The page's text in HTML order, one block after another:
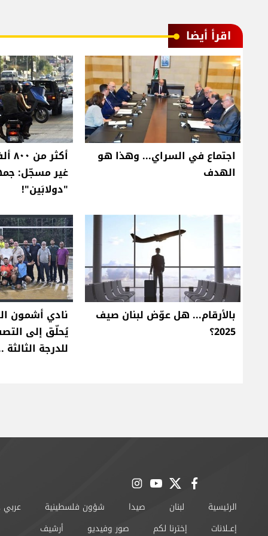
اقرأ أيضا
اجتماع في السراي... وهذا هو
الهدف
غير مسجّل:
"دولابَين"!
بالأرقام... هل عوّض لبنان صيف
2025؟
نادي أشمون
يُحلّق إلى
للدرجة
facebook
twitter
youtube
instagram
الرئيسية لبنان صيدا شؤون فلسطينية
إعــلانات
إخترنا لكم صور وفيديو أرشيف